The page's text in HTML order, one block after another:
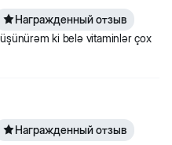
Награжденный отзыв
ki belə vitaminlər çox
Награжденный отзыв